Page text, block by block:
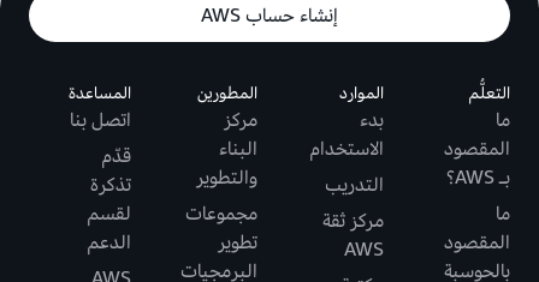
إنشاء حساب AWS
التعلُّم
ما
المقصود
بـ AWS؟
ما
المقصود
بالحوسبة
الموارد
بدء
الاستخدام
التدريب
مركز ثقة
AWS
المطورين
مركز
البناء
والتطوير
مجموعات
تطوير
البرمجيات
المساعدة
اتصل بنا
قدّم
تذكرة
لقسم
الدعم